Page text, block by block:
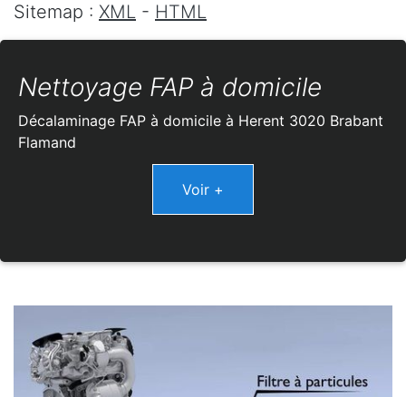
Sitemap : XML - HTML
Nettoyage FAP à domicile
Décalaminage FAP à domicile à Herent 3020 Brabant
Flamand
Voir +